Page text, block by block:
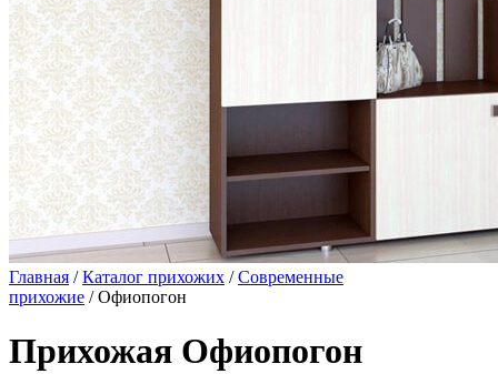
Главная /Каталог прихожих /Современные
прихожие / Офиопогон
Прихожая Офиопогон